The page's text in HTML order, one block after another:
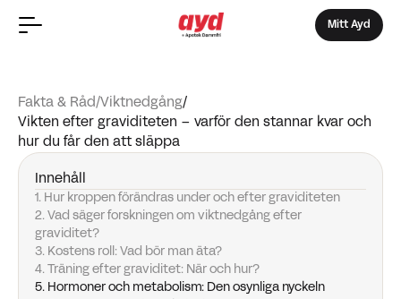
Mitt Ayd
Fakta & Råd/Viktnedgång/
Vikten efter graviditeten – varför den stannar kvar och
hur du får den att släppa
Innehåll
1. Hur kroppen förändras under och efter graviditeten
2. Vad säger forskningen om viktnedgång efter
graviditet?
3. Kostens roll: Vad bör man äta?
4. Träning efter graviditet: När och hur?
5. Hormoner och metabolism: Den osynliga nyckeln